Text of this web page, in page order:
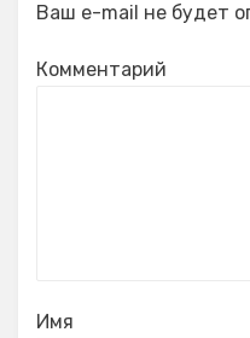
Ваш e-mail не будет
Комментарий
Имя